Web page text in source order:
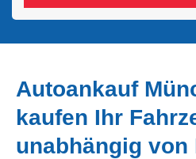
Autoankauf
kaufen Ihr
unabhängig von